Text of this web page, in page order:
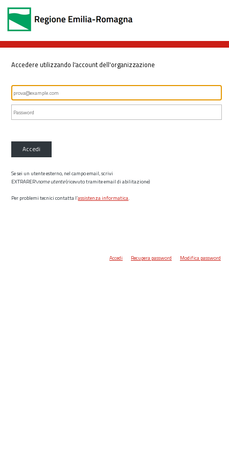
Accedere utilizzando l'account dell'organizzazione
Accedi
Se sei un utente esterno, nel campo email, scrivi
EXTRARER\nome utente(ricevuto tramite email di abilitazione)
Per problemi tecnici contatta l’assistenza informatica.
Accedi Recupera password Modifica password